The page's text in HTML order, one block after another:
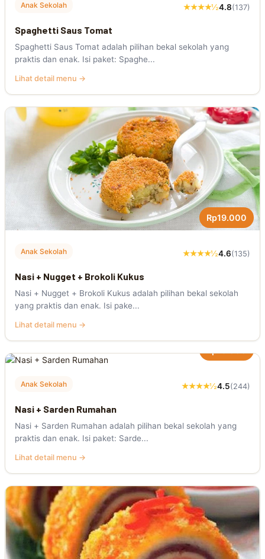
Anak Sekolah ★★★★½4.8(137)
Spaghetti Saus Tomat
Spaghetti Saus Tomat adalah pilihan bekal sekolah yang
praktis dan enak. Isi paket: Spaghe...
Lihat detail menu →
Rp19.000
Anak Sekolah ★★★★½4.6(135)
Nasi + Nugget + Brokoli Kukus
Nasi + Nugget + Brokoli Kukus adalah pilihan bekal sekolah
yang praktis dan enak. Isi pake...
Lihat detail menu →
Anak Sekolah ★★★★½4.5(244)
Nasi + Sarden Rumahan
Nasi + Sarden Rumahan adalah pilihan bekal sekolah yang
praktis dan enak. Isi paket: Sarde...
Lihat detail menu →